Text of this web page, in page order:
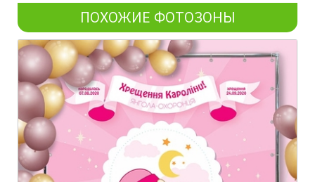
ПОХОЖИЕ ФОТОЗОНЫ